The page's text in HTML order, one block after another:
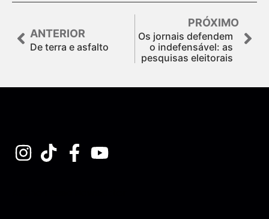
ANTERIOR
De terra e asfalto
PRÓXIMO
Os jornais defendem
o indefensável: as
pesquisas eleitorais